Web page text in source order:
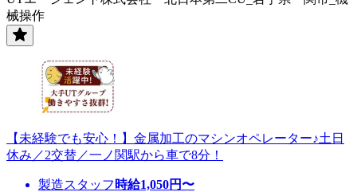
械操作
【未経験でも安心！】金属加工のマシンオペレーター♪土日
休み／2交替／一ノ関駅から車で8分！
製造スタッフ 時給1,050円〜